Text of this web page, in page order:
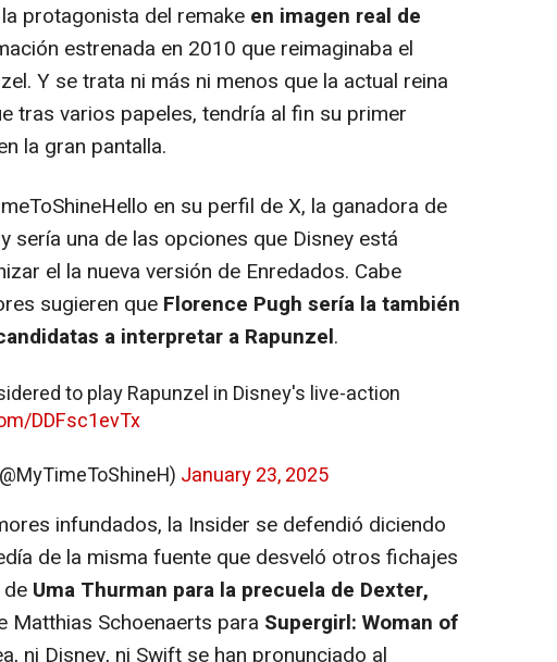
protagonista del remake en imagen real de
estrenada en 2010 que reimaginaba el
Y se trata ni más ni menos que la actual reina
tras varios papeles, tendría al fin su primer
la gran pantalla.
en su perfil de X, la ganadora de
sería una de las opciones que Disney está
el la nueva versión de Enredados. Cabe
sugieren que Florence Pugh sería la también
a interpretar a Rapunzel.
to play Rapunzel in Disney's live-action
DDFsc1evTx
January 23, 2025
infundados, la Insider se defendió diciendo
de la misma fuente que desveló otros fichajes
Uma Thurman para la precuela de Dexter,
Matthias Schoenaerts para Supergirl: Woman of
ni Disney, ni Swift se han pronunciado al